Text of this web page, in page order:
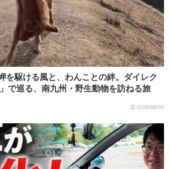
を駆ける風と、わんことの絆。ダイレク
で巡る、南九州・野生動物を訪ねる旅
2026/08/05